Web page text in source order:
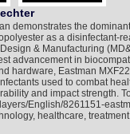
demonstrates the
as a disinfectant-
& Manufacturing
advancement in
hardware, Eastman
used to combat
and impact strength.
English/8261151-
healthcare,